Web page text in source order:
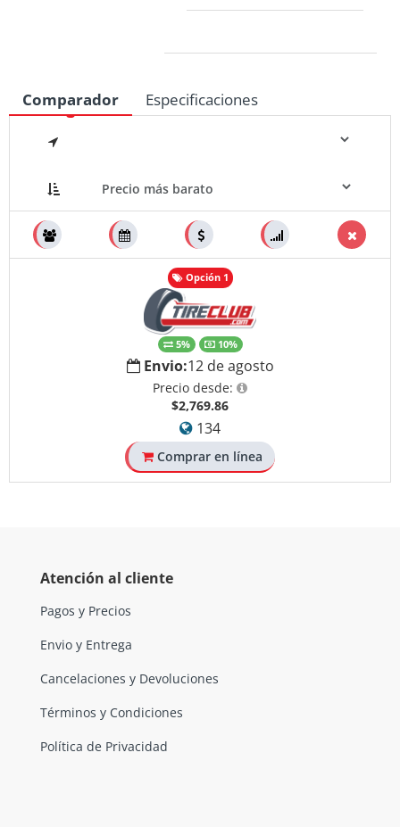
Comparador Especificaciones
Opción 1
5% 10%
Envio:12 de agosto
Precio desde:
$2,769.86
134
Comprar en línea
Atención al cliente
Pagos y Precios
Envio y Entrega
Cancelaciones y Devoluciones
Términos y Condiciones
Política de Privacidad